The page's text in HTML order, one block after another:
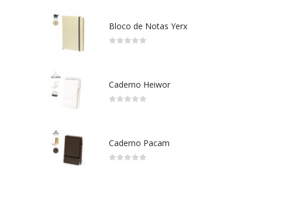
Bloco de Notas Yerx
Caderno Heiwor
Caderno Pacam